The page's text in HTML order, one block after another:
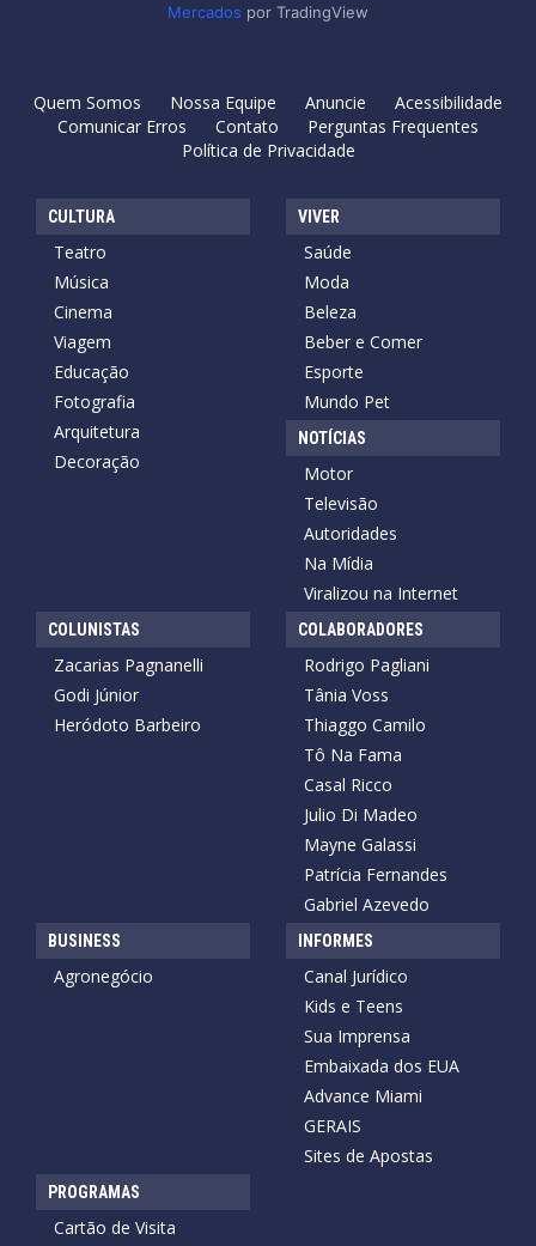
Mercados por TradingView
Quem Somos Nossa Equipe Anuncie
Acessibilidade
Comunicar Erros
Contato
Perguntas Frequentes
Política de Privacidade
CULTURA
Teatro
Música
Cinema
Viagem
Educação
Fotografia
Arquitetura
Decoração
VIVER
Saúde
Moda
Beleza
Beber e Comer
Esporte
Mundo Pet
NOTÍCIAS
Motor
Televisão
Autoridades
Na Mídia
Viralizou na Internet
COLUNISTAS
Zacarias Pagnanelli
Godi Júnior
Heródoto Barbeiro
COLABORADORES
Rodrigo Pagliani
Tânia Voss
Thiaggo Camilo
Tô Na Fama
Casal Ricco
Julio Di Madeo
Mayne Galassi
Patrícia Fernandes
Gabriel Azevedo
BUSINESS
Agronegócio
INFORMES
Canal Jurídico
Kids e Teens
Sua Imprensa
Embaixada dos EUA
Advance Miami
GERAIS
Sites de Apostas
PROGRAMAS
Cartão de Visita